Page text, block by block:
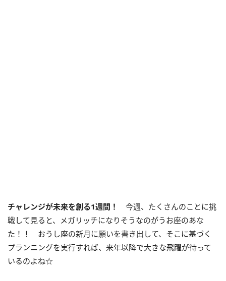
チャレンジが未来を創る1週間！
今週、たくさんのことに挑
戦して見ると、メガリッチになりそうなのがうお座のあな
た！！ おうし座の新月に願いを書き出して、そこに基づく
プランニングを実行すれば、来年以降で大きな飛躍が待って
いるのよね☆